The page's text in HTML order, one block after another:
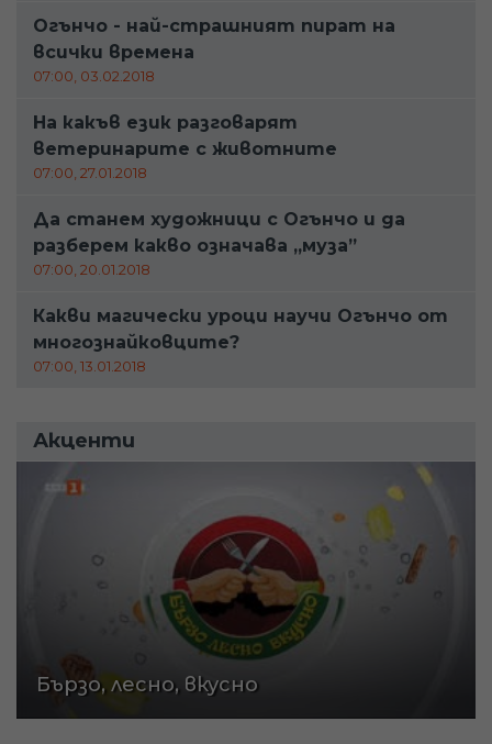
Огънчо - най-страшният пират на
всички времена
07:00, 03.02.2018
На какъв език разговарят
ветеринарите с животните
07:00, 27.01.2018
Да станем художници с Огънчо и да
разберем какво означава „муза”
07:00, 20.01.2018
Какви магически уроци научи Огънчо от
многознайковците?
07:00, 13.01.2018
Акценти
Бързо, лесно, вкусно